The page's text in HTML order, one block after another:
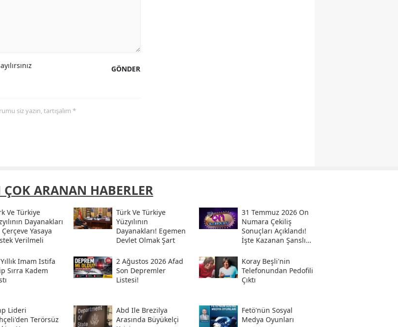
GÖNDER
siz yazın, tartışalım *
ÇOK ARANAN HABERLER
Ve Türkiye
Dayanakları
Çerçeve Yasaya
Verilmeli
Türk Ve Türkiye
Yüzyılının
Dayanakları! Egemen
Devlet Olmak Şart
31 Temmuz 2026 On
Numara Çekiliş
Sonuçları Açıklandı!
İşte Kazanan Şanslı
Sorgulama Ekranı
Imam Istifa
Sırra Kadem
2 Ağustos 2026 Afad
Son Depremler
Listesi!
Koray Beşli'nin
Telefonundan Pedofili
Çıktı
Lideri
Terörsüz
Abd Ile Brezilya
Arasında Büyükelçi
Fetö'nün Sosyal
Medya Oyunları